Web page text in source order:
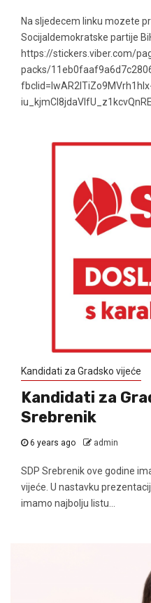
Na sljedecem linku mozete
Socijaldemokratske partije
https://stickers.viber.com/
packs/
Kandidati za Gradsko vijeće
Kandidati za
Srebrenik
6 years ago admin
SDP Srebrenik ove godine
vijeće. U nastavku
imamo najbolju listu...